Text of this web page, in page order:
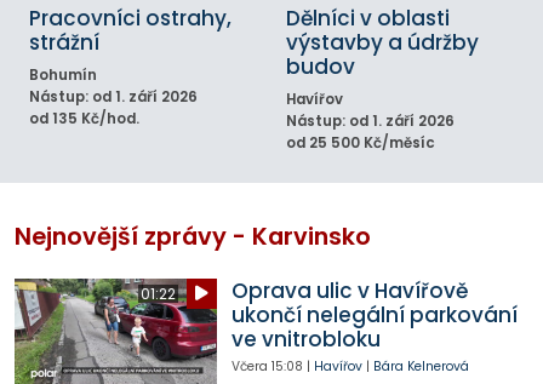
Pracovníci ostrahy,
strážní
Bohumín
Nástup: od 1. září 2026
od 135 Kč/hod.
Dělníci v oblasti
výstavby a údržby
budov
Havířov
Nástup: od 1. září 2026
od 25 500 Kč/měsíc
Nejnovější zprávy - Karvinsko
01:22
Oprava ulic v Havířově
ukončí nelegální parkování
ve vnitrobloku
Včera 15:08 | Havířov| Bára Kelnerová